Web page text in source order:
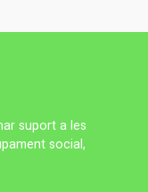
suport a les
social,